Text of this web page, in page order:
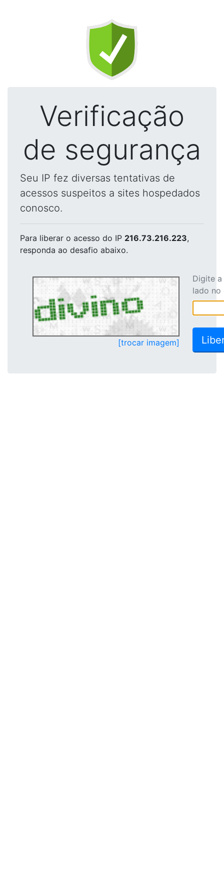
Verificação
de segurança
Seu IP fez diversas tentativas de
acessos suspeitos a sites hospedados
conosco.
Para liberar o acesso do IP 216.73.216.223,
responda ao desafio abaixo.
[trocar imagem]
Digite
lado no